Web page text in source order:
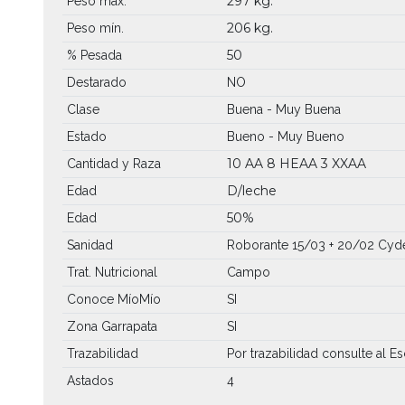
Peso mín. 206 kg.
% Pesada 50
Destarado
NO
Clase
Buena - Muy Buena
Estado
Bueno - Muy Bueno
Cantidad y Raza
10 AA 8 HEAA3 XXAA
Edad D/leche
Edad 50%
Sanidad
Roborante 15/03 + 20/02
Trat. Nutricional
Campo
Conoce MíoMío
SI
Zona Garrapata
SI
Trazabilidad
Por trazabilidad consulte al
Astados
4